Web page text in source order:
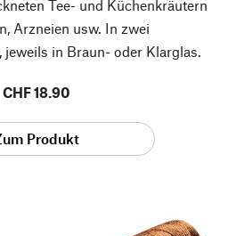
Tee- und Küchenkräutern
Arzneien usw. In zwei
in Braun- oder Klarglas.
CHF 18.90
Produkt